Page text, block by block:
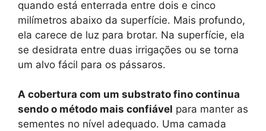
quando está enterrada entre dois e cinco
milímetros abaixo da superfície. Mais profundo,
ela carece de luz para brotar. Na superfície, ela
se desidrata entre duas irrigações ou se torna
um alvo fácil para os pássaros.
A cobertura com um substrato fino continua
sendo o método mais confiável para manter as
sementes no nível adequado. Uma camada